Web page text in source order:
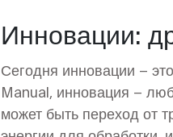
Инновации:
Сегодня инновации –
Manual, инновация –
может быть переход от